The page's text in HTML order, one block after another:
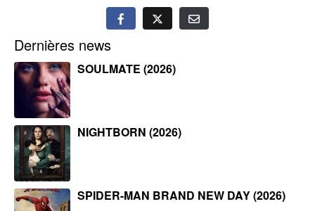
Dernières news
SOULMATE (2026)
NIGHTBORN (2026)
SPIDER-MAN BRAND NEW DAY (2026)